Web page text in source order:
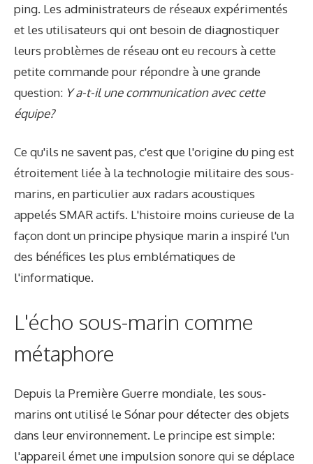
ping. Les administrateurs de réseaux expérimentés
et les utilisateurs qui ont besoin de diagnostiquer
leurs problèmes de réseau ont eu recours à cette
petite commande pour répondre à une grande
question: Y a-t-il une communication avec cette
équipe?
Ce qu'ils ne savent pas, c'est que l'origine du ping est
étroitement liée à la technologie militaire des sous-
marins, en particulier aux radars acoustiques
appelés SMAR actifs. L'histoire moins curieuse de la
façon dont un principe physique marin a inspiré l'un
des bénéfices les plus emblématiques de
l'informatique.
L'écho sous-marin comme
métaphore
Depuis la Première Guerre mondiale, les sous-
marins ont utilisé le Sónar pour détecter des objets
dans leur environnement. Le principe est simple:
l'appareil émet une impulsion sonore qui se déplace